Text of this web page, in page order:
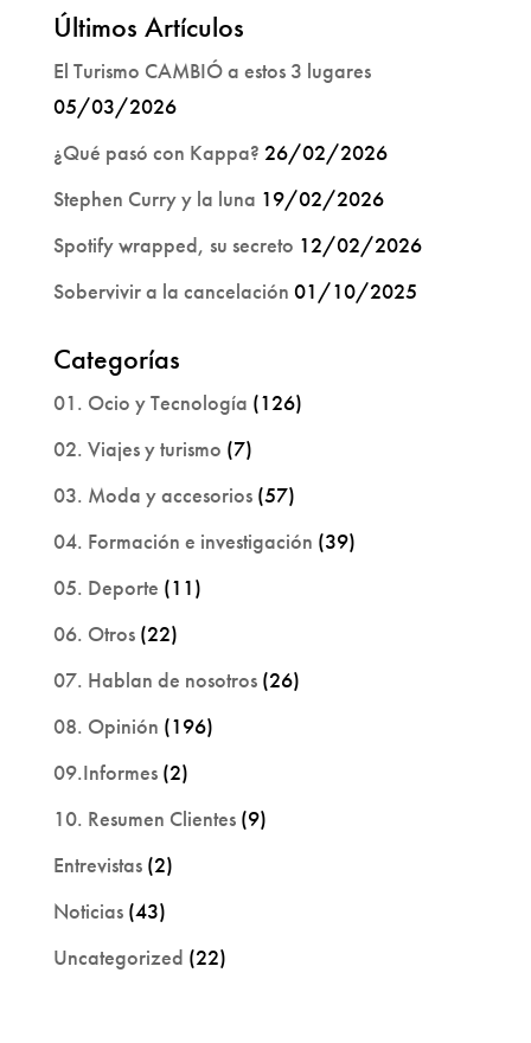
Últimos Artículos
El Turismo CAMBIÓ a estos 3 lugares
05/03/2026
¿Qué pasó con Kappa? 26/02/2026
Stephen Curry y la luna 19/02/2026
Spotify wrapped, su secreto 12/02/2026
Sobervivir a la cancelación 01/10/2025
Categorías
01. Ocio y Tecnología (126)
02. Viajes y turismo (7)
03. Moda y accesorios(57)
04. Formación e investigación (39)
05. Deporte (11)
06. Otros(22)
07. Hablan de nosotros(26)
08. Opinión (196)
09.Informes(2)
10. Resumen Clientes(9)
Entrevistas(2)
Noticias(43)
Uncategorized (22)